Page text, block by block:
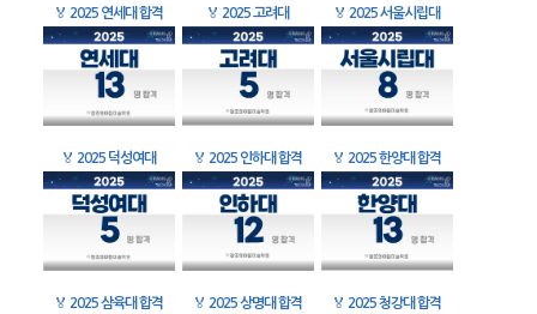
🏅 2025 연세대 합격 🏅 2025 고려대 🏅 2025 서울시립대
🏅 2025 덕성여대 🏅 2025 인하대 합격 🏅 2025 한양대 합격
🏅 2025 삼육대 합격 🏅 2025 상명대 합격 🏅 2025 청강대 합격